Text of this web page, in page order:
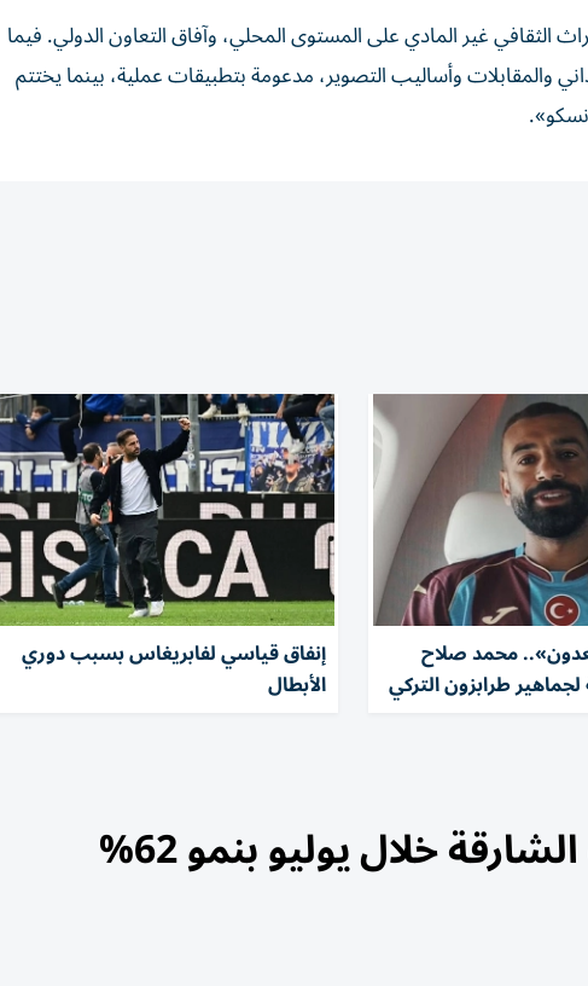
الثقافي غير المادي على المستوى المحلي، وآفاق التعاون الدولي. فيما
والمقابلات وأساليب التصوير، مدعومة بتطبيقات عملية، بينما يختتم
محمد صلاح
طرابزون التركي
إنفاق قياسي لفابريغاس بسبب دوري
الأبطال